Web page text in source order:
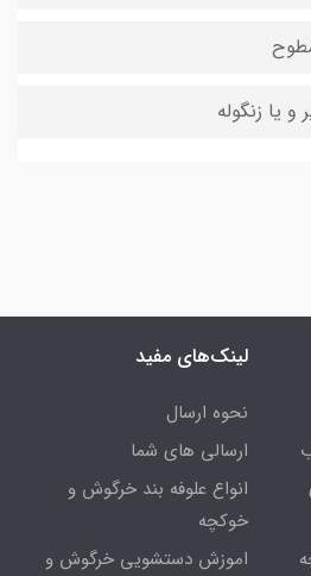
یا زنگوله
لینک‌های مفید
نحوه ارسال
ارسالی های شما
انواع علوفه بند خرگوش و
خوکچه
اموزش دستشویی خرگوش و